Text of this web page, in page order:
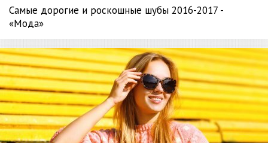
Самые дорогие и роскошные шубы 2016-2017 -
«Мода»